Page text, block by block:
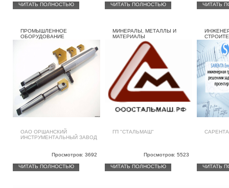
ЧИТАТЬ ПОЛНОСТЬЮ ЧИТАТЬ ПОЛНОСТЬЮ ЧИТАТЬ
ПРОМЫШЛЕННОЕ
ОБОРУДОВАНИЕ
ОАО ОРШАНСКИЙ
ИНСТРУМЕНТАЛЬНЫЙ ЗАВОД
Просмотров: 3692
ЧИТАТЬ ПОЛНОСТЬЮ
МИНЕРАЛЫ, МЕТАЛЛЫ И
МАТЕРИАЛЫ
ГП "СТАЛЬМАШ"
Просмотров: 5523
ЧИТАТЬ ПОЛНОСТЬЮ ЧИТАТЬ